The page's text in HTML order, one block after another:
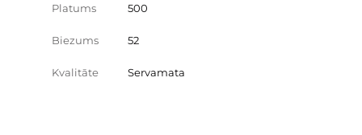
Platums 500
Biezums 52
Kvalitāte Servamata